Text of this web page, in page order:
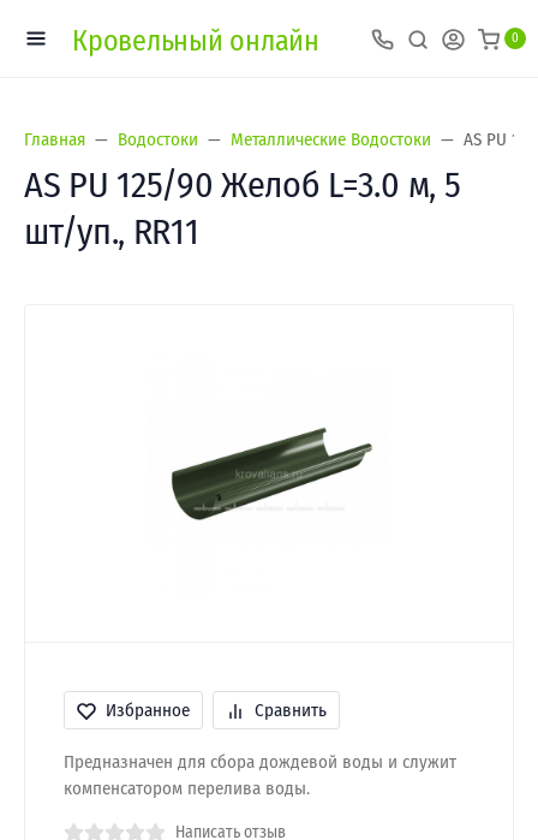
Кровельный онлайн 0
Главная Водостоки Металлические Водостоки AS PU
AS PU 125/90 Желоб L=3.0 м, 5
шт/уп., RR11
Избранное Сравнить
Предназначен для сбора дождевой воды и служит
компенсатором перелива воды.
Написать отзыв